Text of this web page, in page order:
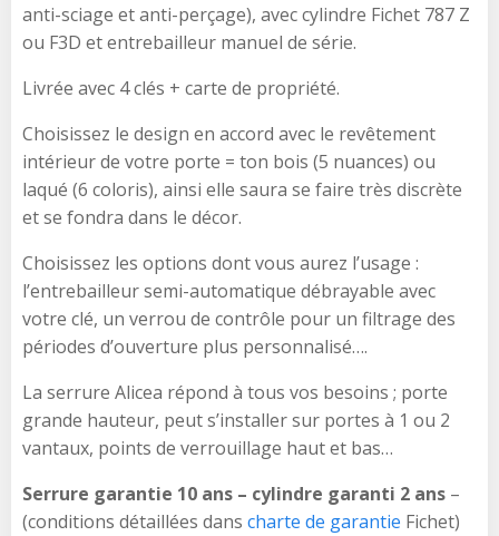
anti-sciage et anti-perçage), avec cylindre Fichet 787 Z
ou F3D et entrebailleur manuel de série.
Livrée avec 4 clés + carte de propriété.
Choisissez le design en accord avec le revêtement
intérieur de votre porte = ton bois (5 nuances) ou
laqué (6 coloris), ainsi elle saura se faire très discrète
et se fondra dans le décor.
Choisissez les options dont vous aurez l’usage :
l’entrebailleur semi-automatique débrayable avec
votre clé, un verrou de contrôle pour un filtrage des
périodes d’ouverture plus personnalisé….
La serrure Alicea répond à tous vos besoins ; porte
grande hauteur, peut s’installer sur portes à 1 ou 2
vantaux, points de verrouillage haut et bas…
Serrure garantie 10 ans – cylindre garanti 2 ans –
(conditions détaillées dans charte de garantie Fichet)